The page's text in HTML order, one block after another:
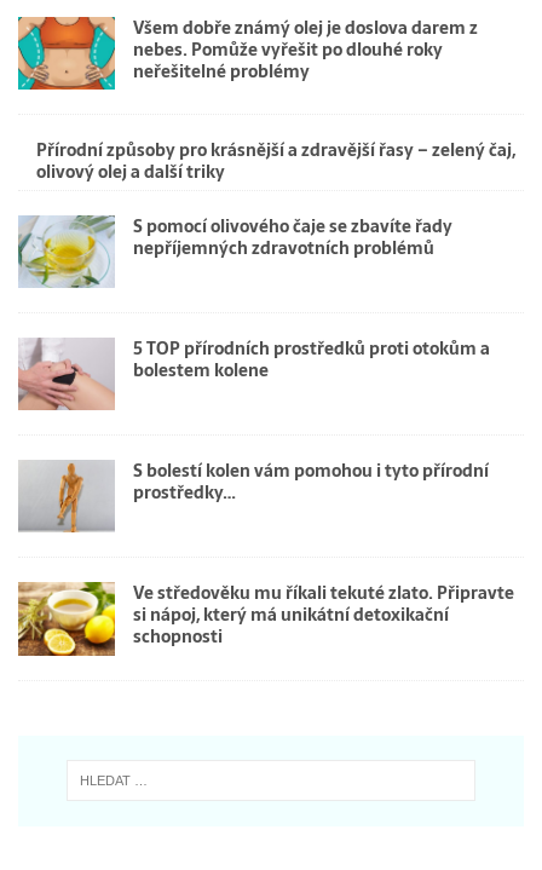
Všem dobře známý olej je doslova darem z
nebes. Pomůže vyřešit po dlouhé roky
neřešitelné problémy
Přírodní způsoby pro krásnější a zdravější řasy – zelený čaj,
olivový olej a další triky
S pomocí olivového čaje se zbavíte řady
nepříjemných zdravotních problémů
5 TOP přírodních prostředků proti otokům a
bolestem kolene
S bolestí kolen vám pomohou i tyto přírodní
prostředky…
Ve středověku mu říkali tekuté zlato. Připravte
si nápoj, který má unikátní detoxikační
schopnosti